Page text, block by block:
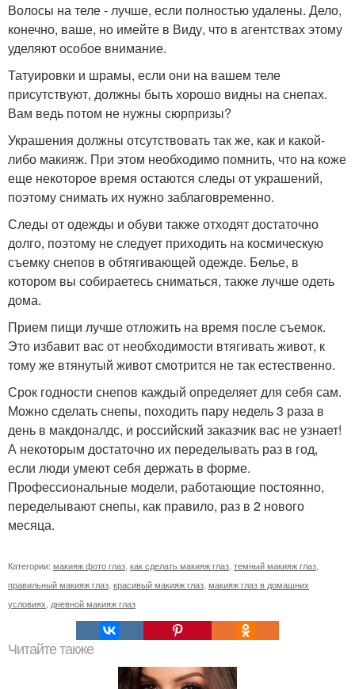
Волосы на теле - лучше, если полностью удалены. Дело,
конечно, ваше, но имейте в Виду, что в агентствах этому
уделяют особое внимание.
Татуировки и шрамы, если они на вашем теле
присутствуют, должны быть хорошо видны на снепах.
Вам ведь потом не нужны сюрпризы?
Украшения должны отсутствовать так же, как и какой-
либо макияж. При этом необходимо помнить, что на коже
еще некоторое время остаются следы от украшений,
поэтому снимать их нужно заблаговременно.
Следы от одежды и обуви также отходят достаточно
долго, поэтому не следует приходить на космическую
съемку снепов в обтягивающей одежде. Белье, в
котором вы собираетесь сниматься, также лучше одеть
дома.
Прием пищи лучше отложить на время после съемок.
Это избавит вас от необходимости втягивать живот, к
тому же втянутый живот смотрится не так естественно.
Срок годности снепов каждый определяет для себя сам.
Можно сделать снепы, походить пару недель 3 раза в
день в макдоналдс, и российский заказчик вас не узнает!
А некоторым достаточно их переделывать раз в год,
если люди умеют себя держать в форме.
Профессиональные модели, работающие постоянно,
переделывают снепы, как правило, раз в 2 нового
месяца.
Категории: макияж фото глаз как сделать макияж глаз темный макияж глаз
правильный макияж глаз красивый макияж глаз макияж глаз в домашних
условиях дневной макияж глаз
Читайте также